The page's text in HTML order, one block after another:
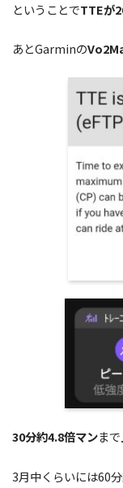
ということでTTEが
あとGarminの
30分約4.8倍マンま
3月中くらいには60